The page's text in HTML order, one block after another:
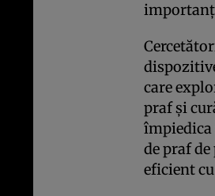
care
praf şi
de praf de
eficient